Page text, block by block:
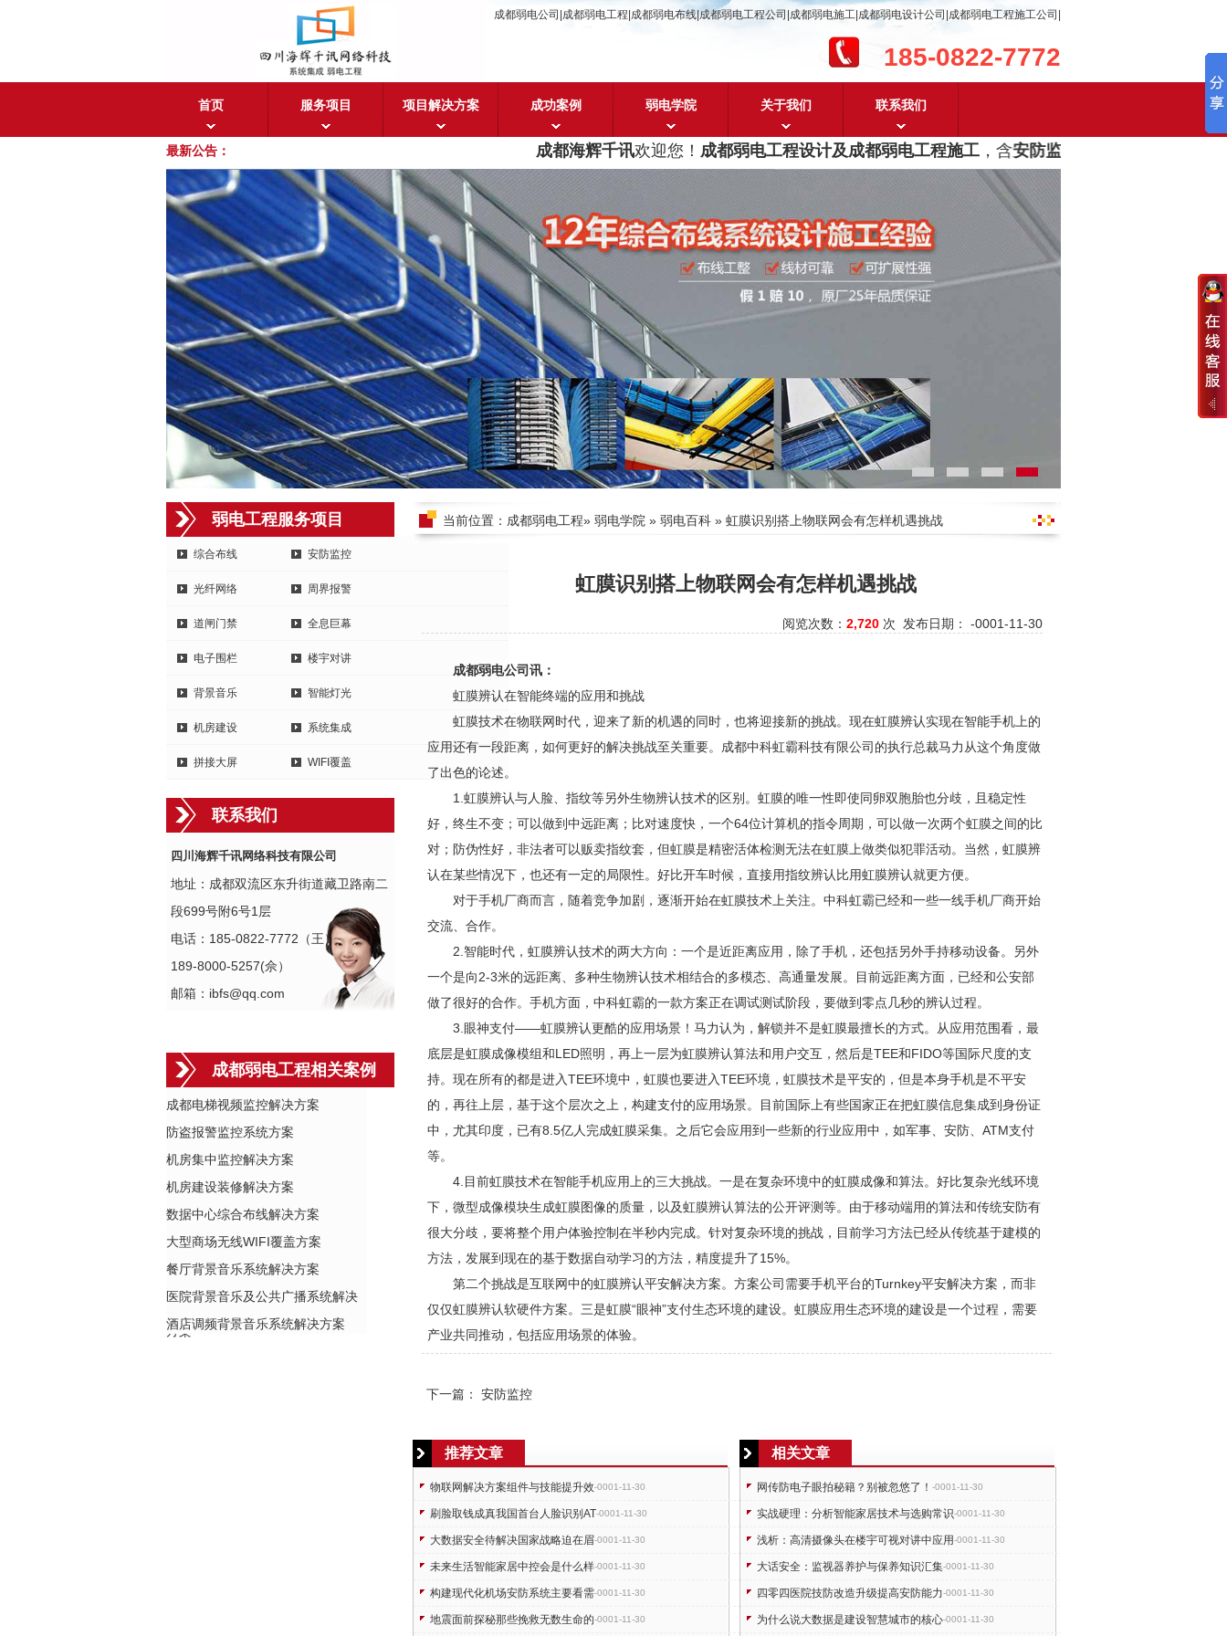
成都弱电公司|成都弱电工程|成都弱电布线|成都弱电工程公司|成都弱电施工|成都弱电设计公司|成都弱电工程施工公司|
185-0822-7772
首页 服务项目 项目解决方案 成功案例 弱电学院 关于我们 联系我们
最新公告： 成都海辉千讯欢迎您！成都弱电工程设计及成都弱电工程施工，含 安防监控，系统集成，综合布
弱电工程服务项目
综合布线 安防监控
光纤网络 周界报警
道闸门禁 全息巨幕
电子围栏 楼宇对讲
背景音乐 智能灯光
机房建设 系统集成
拼接大屏 WIFI覆盖
联系我们
四川海辉千讯网络科技有限公司
地址：成都双流区东升街道藏卫路南二
段699号附6号1层
电话：185-0822-7772（王）
189-8000-5257(佘）
邮箱：ibfs@qq.com
成都弱电工程相关案例
成都电梯视频监控解决方案
防盗报警监控系统方案
机房集中监控解决方案
机房建设装修解决方案
数据中心综合布线解决方案
大型商场无线WIFI覆盖方案
餐厅背景音乐系统解决方案
医院背景音乐及公共广播系统解决
方案
酒店调频背景音乐系统解决方案
当前位置： 成都弱电工程» 弱电学院 » 弱电百科 » 虹膜识别搭上物联网会有怎样机遇挑战
虹膜识别搭上物联网会有怎样机遇挑战
阅览次数： 2,720 次 发布日期： -0001-11-30
成都弱电公司讯：
虹膜辨认在智能终端的应用和挑战
虹膜技术在物联网时代，迎来了新的机遇的同时，也将迎接新的挑战。现在虹膜辨认实现在智能手机上的
应用还有一段距离，如何更好的解决挑战至关重要。成都中科虹霸科技有限公司的执行总裁马力从这个角度做
了出色的论述。
1.虹膜辨认与人脸、指纹等另外生物辨认技术的区别。虹膜的唯一性即使同卵双胞胎也分歧，且稳定性
好，终生不变；可以做到中远距离；比对速度快，一个64位计算机的指令周期，可以做一次两个虹膜之间的比
对；防伪性好，非法者可以贩卖指纹套，但虹膜是精密活体检测无法在虹膜上做类似犯罪活动。当然，虹膜辨
认在某些情况下，也还有一定的局限性。好比开车时候，直接用指纹辨认比用虹膜辨认就更方便。
对于手机厂商而言，随着竞争加剧，逐渐开始在虹膜技术上关注。中科虹霸已经和一些一线手机厂商开始
交流、合作。
2.智能时代，虹膜辨认技术的两大方向：一个是近距离应用，除了手机，还包括另外手持移动设备。另外
一个是向2-3米的远距离、多种生物辨认技术相结合的多模态、高通量发展。目前远距离方面，已经和公安部
做了很好的合作。手机方面，中科虹霸的一款方案正在调试测试阶段，要做到零点几秒的辨认过程。
3.眼神支付——虹膜辨认更酷的应用场景！马力认为，解锁并不是虹膜最擅长的方式。从应用范围看，最
底层是虹膜成像模组和LED照明，再上一层为虹膜辨认算法和用户交互，然后是TEE和FIDO等国际尺度的支
持。现在所有的都是进入TEE环境中，虹膜也要进入TEE环境，虹膜技术是平安的，但是本身手机是不平安
的，再往上层，基于这个层次之上，构建支付的应用场景。目前国际上有些国家正在把虹膜信息集成到身份证
中，尤其印度，已有8.5亿人完成虹膜采集。之后它会应用到一些新的行业应用中，如军事、 安防 、ATM支付
等。
4.目前虹膜技术在智能手机应用上的三大挑战。一是在复杂环境中的虹膜成像和算法。好比复杂光线环境
下，微型成像模块生成虹膜图像的质量，以及虹膜辨认算法的公开评测等。由于移动端用的算法和传统安防有
很大分歧，要将整个用户体验控制在半秒内完成。针对复杂环境的挑战，目前学习方法已经从传统基于建模的
方法，发展到现在的基于数据自动学习的方法，精度提升了15%。
第二个挑战是互联网中的虹膜辨认平安解决方案。方案公司需要手机平台的Turnkey平安解决方案，而非
仅仅虹膜辨认软硬件方案。三是虹膜“眼神”支付生态环境的建设。虹膜应用生态环境的建设是一个过程，需要
产业共同推动，包括应用场景的体验。
下一篇： 安防监控
推荐文章
物联网解决方案组件与技能提升效-0001-11-30
刷脸取钱成真我国首台人脸识别AT-0001-11-30
大数据安全待解决国家战略迫在眉-0001-11-30
未来生活智能家居中控会是什么样-0001-11-30
构建现代化机场安防系统主要看需-0001-11-30
地震面前探秘那些挽救无数生命的-0001-11-30
相关文章
网传防电子眼拍秘籍？别被忽悠了！ -0001-11-30
实战硬理：分析智能家居技术与选购常识-0001-11-30
浅析：高清摄像头在楼宇可视对讲中应用-0001-11-30
大话安全：监视器养护与保养知识汇集-0001-11-30
四零四医院技防改造升级提高安防能力-0001-11-30
为什么说大数据是建设智慧城市的核心-0001-11-30